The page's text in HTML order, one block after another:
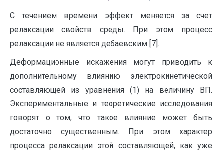
С течением времени эффект меняется за счет
релаксации свойств среды. При этом процесс
релаксации не является дебаевским [7].
Деформационные искажения могут приводить к
дополнительному влиянию электрокинетической
составляющей из уравнения (1) на величину ВП.
Экспериментальные и теоретические исследования
говорят о том, что такое влияние может быть
достаточно существенным. При этом характер
процесса релаксации этой составляющей, как уже